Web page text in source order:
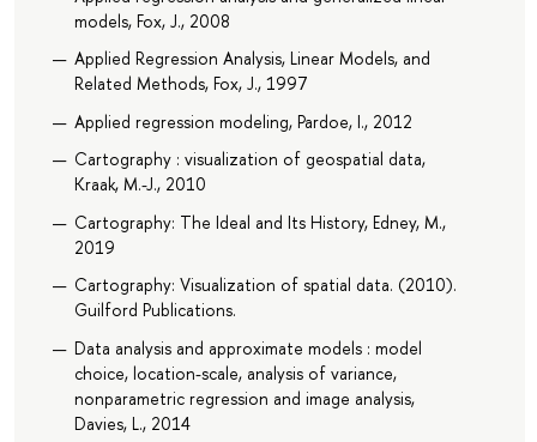
models, Fox, J., 2008
Applied Regression Analysis, Linear Models, and
Related Methods, Fox, J., 1997
Applied regression modeling, Pardoe, I., 2012
Cartography : visualization of geospatial data,
Kraak, M.-J., 2010
Cartography: The Ideal and Its History, Edney, M.,
2019
Cartography: Visualization of spatial data. (2010).
Guilford Publications.
Data analysis and approximate models : model
choice, location-scale, analysis of variance,
nonparametric regression and image analysis,
Davies, L., 2014